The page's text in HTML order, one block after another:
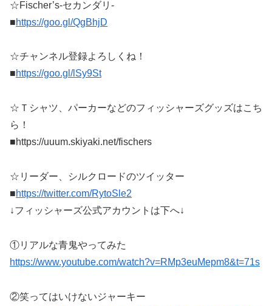
☆Fischer’s-セカンダリ-
■https://goo.gl/QgBhjD
☆チャンネル登録よろしくね！
■https://goo.gl/lSy9St
☆Ｔシャツ、パーカーなどのフィッシャーズグッズはこち
ら！
■https://uuum.skiyaki.net/fischers
☆リーダー、シルクロードのツイッター
■https://twitter.com/RytoSle2
↓フィッシャーズ公式アカウントは下へ↓
①リアルな青鬼やってみた
https://www.youtube.com/watch?v=RMp3euMepm8&t=71s
②笑ってはいけないジャーキー